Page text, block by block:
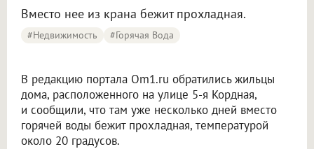
Вместо нее из крана бежит прохладная.
#Недвижимость #горячая Вода
В редакцию портала Om1.ru обратились жильцы
дома, расположенного на улице 5-я Кордная,
и сообщили, что там уже несколько дней вместо
горячей воды бежит прохладная, температурой
около 20 градусов.